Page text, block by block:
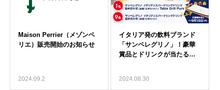
2024.09.2 2024.08.30